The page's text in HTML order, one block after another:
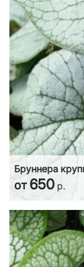
Бруннера
от 650 р.